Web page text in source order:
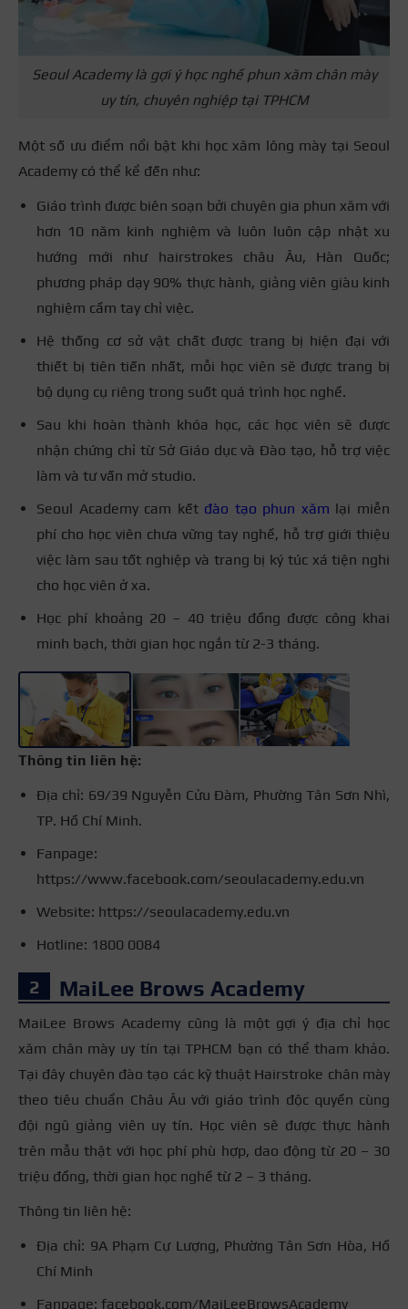
Seoul Academy là gợi ý học nghề phun xăm chân mày
uy tín, chuyên nghiệp tại TPHCM
Một số ưu điểm nổi bật khi học xăm lông mày tại Seoul
Academy có thể kể đến như:
Giáo trình được biên soạn bởi chuyên gia phun xăm với
hơn 10 năm kinh nghiệm và luôn luôn cập nhật xu
hướng mới như hairstrokes châu Âu, Hàn Quốc;
phương pháp dạy 90% thực hành, giảng viên giàu kinh
nghiệm cầm tay chỉ việc.
Hệ thống cơ sở vật chất được trang bị hiện đại với
thiết bị tiên tiến nhất, mỗi học viên sẽ được trang bị
bộ dụng cụ riêng trong suốt quá trình học nghề.
Sau khi hoàn thành khóa học, các học viên sẽ được
nhận chứng chỉ từ Sở Giáo dục và Đào tạo, hỗ trợ việc
làm và tư vấn mở studio.
Seoul Academy cam kết đào tạo phun xăm lại miễn
phí cho học viên chưa vững tay nghề, hỗ trợ giới thiệu
việc làm sau tốt nghiệp và trang bị ký túc xá tiện nghi
cho học viên ở xa.
Học phí khoảng 20 – 40 triệu đồng được công khai
minh bạch, thời gian học ngắn từ 2-3 tháng.
Thông tin liên hệ:
Địa chỉ: 69/39 Nguyễn Cửu Đàm, Phường Tân Sơn Nhì,
TP. Hồ Chí Minh.
Fanpage:
https://www.facebook.com/seoulacademy.edu.vn
Website: https://seoulacademy.edu.vn
Hotline: 1800 0084
MaiLee Brows Academy
MaiLee Brows Academy cũng là một gợi ý địa chỉ học
xăm chân mày uy tín tại TPHCM bạn có thể tham khảo.
Tại đây chuyên đào tạo các kỹ thuật Hairstroke chân mày
theo tiêu chuẩn Châu Âu với giáo trình độc quyền cùng
đội ngũ giảng viên uy tín. Học viên sẽ được thực hành
trên mẫu thật với học phí phù hợp, dao động từ 20 – 30
triệu đồng, thời gian học nghề từ 2 – 3 tháng.
Thông tin liên hệ:
Địa chỉ: 9A Phạm Cự Lượng, Phường Tân Sơn Hòa, Hồ
Chí Minh
Fanpage: facebook.com/MaiLeeBrowsAcademy